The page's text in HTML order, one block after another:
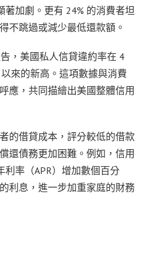
加劇。更有 24% 的消費者坦
不跳過或減少最低還款額。
，美國私人信貸違約率在 4
來的新高。這項數據與消費
應，共同描繪出美國整體信用
的借貸成本，評分較低的借款
還債務更加困難。例如，信用
率（APR）增加數個百分
利息，進一步加重家庭的財務